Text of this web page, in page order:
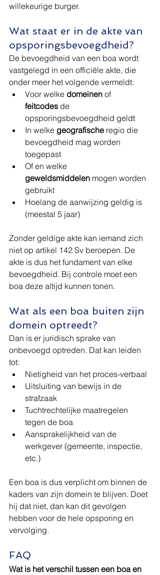
willekeurige burger.
Wat staat er in de akte van
opsporingsbevoegdheid?
De bevoegdheid van een boa wordt
vastgelegd in een officiële akte, die
onder meer het volgende vermeldt:
Voor welke domeinen of
feitcodes de
opsporingsbevoegdheid geldt
In welke geografische regio die
bevoegdheid mag worden
toegepast
Of en welke
geweldsmiddelen mogen worden
gebruikt
Hoelang de aanwijzing geldig is
(meestal 5 jaar)
Zonder geldige akte kan iemand zich
niet op artikel 142 Sv beroepen. De
akte is dus het fundament van elke
bevoegdheid. Bij controle moet een
boa deze altijd kunnen tonen.
Wat als een boa buiten zijn
domein optreedt?
Dan is er juridisch sprake van
onbevoegd optreden. Dat kan leiden
tot:
Nietigheid van het proces-verbaal
Uitsluiting van bewijs in de
strafzaak
Tuchtrechtelijke maatregelen
tegen de boa
Aansprakelijkheid van de
werkgever (gemeente, inspectie,
etc.)
Een boa is dus verplicht om binnen de
kaders van zijn domein te blijven. Doet
hij dat niet, dan kan dit gevolgen
hebben voor de hele opsporing en
vervolging.
FAQ
Wat is het verschil tussen een boa en